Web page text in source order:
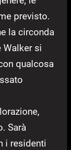
previsto.
la circonda
Walker si
qualcosa
Sarà
i residenti